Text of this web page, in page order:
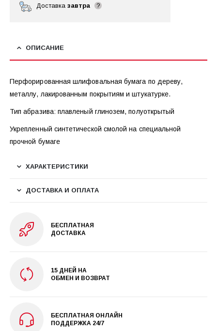
Доставка завтра ?
ОПИСАНИЕ
Перфорированная шлифовальная бумага по дереву,
металлу, лакированным покрытиям и штукатурке.
Тип абразива: плавленый глинозем, полуоткрытый
Укрепленный синтетической смолой на специальной
прочной бумаге
ХАРАКТЕРИСТИКИ
ДОСТАВКА И ОПЛАТА
БЕСПЛАТНАЯ
ДОСТАВКА
15 ДНЕЙ НА
ОБМЕН И ВОЗВРАТ
БЕСПЛАТНАЯ ОНЛАЙН
ПОДДЕРЖКА 24/7